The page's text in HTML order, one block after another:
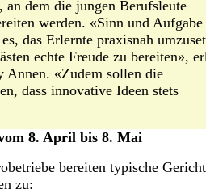
dem die jungen Berufsleute
werden. «Sinn und Aufgabe
das Erlernte praxisnah
echte Freude zu bereiten»,
Annen. «Zudem sollen die
dass innovative Ideen stets
8. April bis 8. Mai
bereiten typische
zu: